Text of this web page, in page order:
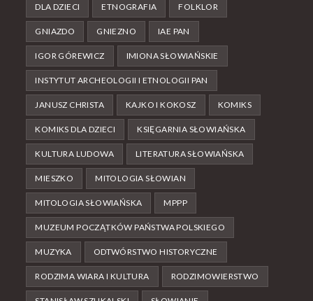
DLA DZIECI ETNOGRAFIA FOLKLOR
GNIAZDO GNIEZNO IAE PAN
IGOR GÓREWICZ IMIONA SŁOWIAŃSKIE
INSTYTUT ARCHEOLOGII I ETNOLOGII PAN
JANUSZ CHRISTA KAJKO I KOKOSZ KOMIKS
KOMIKS DLA DZIECI KSIĘGARNIA SŁOWIAŃSKA
KULTURA LUDOWA LITERATURA SŁOWIAŃSKA
MIESZKO MITOLOGIA SŁOWIAN
MITOLOGIA SŁOWIAŃSKA MPPP
MUZEUM POCZĄTKÓW PAŃSTWA POLSKIEGO
MUZYKA ODTWÓRSTWO HISTORYCZNE
RODZIMA WIARA I KULTURA RODZIMOWIERSTWO